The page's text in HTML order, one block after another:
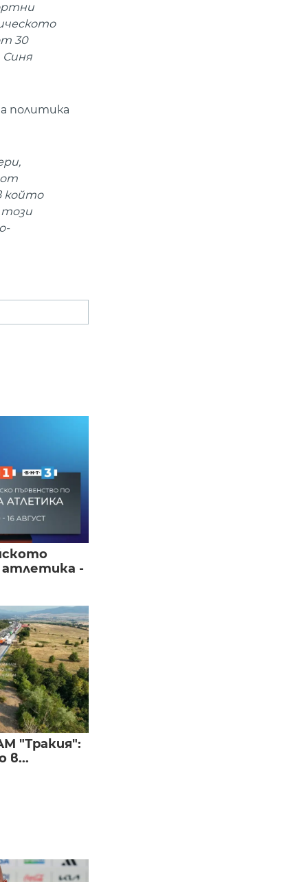
30
Синя
политика
от
който
този
атлетика -
"Тракия":
в...